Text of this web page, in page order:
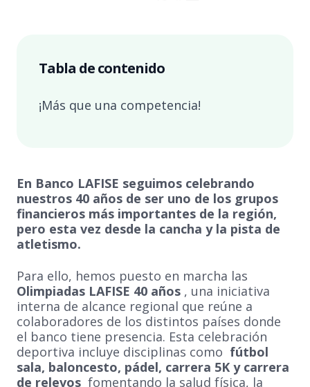
Tabla de contenido
¡Más que una competencia!
En Banco LAFISE seguimos celebrando
nuestros 40 años de ser uno de los grupos
financieros más importantes de la región,
pero esta vez desde la cancha y la pista de
atletismo.
Para ello, hemos puesto en marcha las
Olimpiadas LAFISE 40 años , una iniciativa
interna de alcance regional que reúne a
colaboradores de los distintos países donde
el banco tiene presencia. Esta celebración
deportiva incluye disciplinas como fútbol
sala, baloncesto, pádel, carrera 5K y carrera
de relevos fomentando la salud física, la